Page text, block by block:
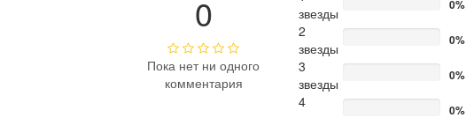
0
Пока нет ни одного
комментария
звезды
0%
2
звезды
0%
3
звезды
0%
4
0%